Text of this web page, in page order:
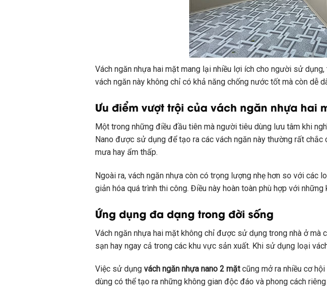
Vách ngăn nhựa hai mặt mang lại nhiều lợi ích cho người sử
vách ngăn này không chỉ có khả năng chống nước tốt mà còn dễ
Ưu điểm vượt trội của vách ngăn nhựa hai
Một trong những điều đầu tiên mà người tiêu dùng lưu tâm khi
Nano được sử dụng để tạo ra các vách ngăn này thường rất
mưa hay ẩm thấp.
Ngoài ra, vách ngăn nhựa còn có trọng lượng nhẹ hơn so với
giản hóa quá trình thi công. Điều này hoàn toàn phù hợp với
Ứng dụng đa dạng trong đời sống
Vách ngăn nhựa hai mặt không chỉ được sử dụng trong nhà ở
sạn hay ngay cả trong các khu vực sản xuất. Khi sử dụng loại
Việc sử dụng vách ngăn nhựa nano 2 mặtcũng mở ra nhiều cơ
dùng có thể tạo ra những không gian độc đáo và phong cách